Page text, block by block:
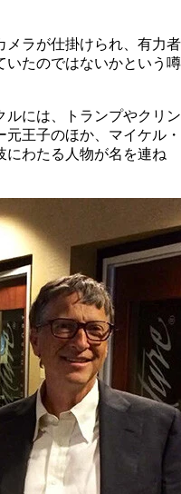
メラが仕掛けられ、有力者
いたのではないかという噂
ルには、トランプやクリン
元王子のほか、マイケル・
にわたる人物が名を連ね